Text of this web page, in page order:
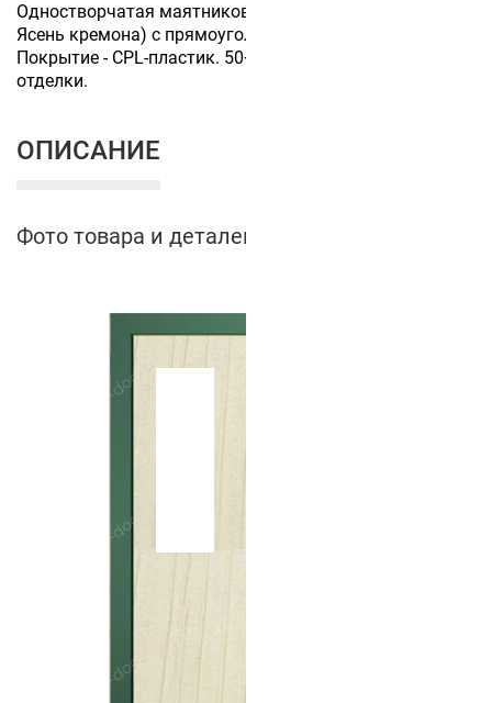
Одностворчатая маятниковая дверь (цвет полотна
Ясень кремона) с прямоугольным остеклением.
Покрытие - CPL-пластик. 50+ цветов финишной
отделки.
ОПИСАНИЕ
Фото товара и деталей